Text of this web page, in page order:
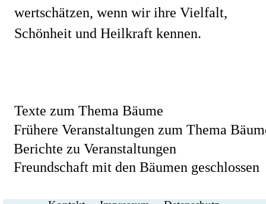
wertschätzen, wenn wir ihre Vielfalt,
Schönheit und Heilkraft kennen.
Texte zum Thema Bäume
Frühere Veranstaltungen zum Thema
Berichte zu Veranstaltungen
Freundschaft mit den Bäumen geschlossen